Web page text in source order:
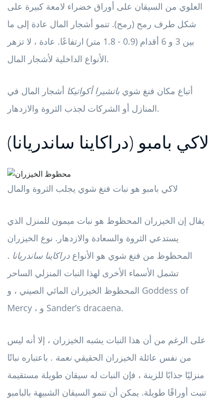
العلوي من السيقان على أوراق خضراء لامعة كبيرة على
شكل طرف رمح (رمح). تنمو أشجار المال عادة إلى ما
بين 3 و 6 أقدام (0.9 - 1.8 متر) ارتفاعًا. عادة ، لا تزهر
الأنواع الداخلية لأشجار المال.
أتباع مكان فنغ شوي باتشيرا أكواتيكا أشجار المال في
المنازل أو الشركات لجذب الثروة والازدهار.
لاكي بامبو (دراكاينا ساندريانا)
لاكي بامبو هو نبات فنغ شوي يجلب الثروة والمال
يقال إن الخيزران المحظوظ هو نبات ميمون للمنزل الذي
يستدعي الثروة والسعادة والازدهار. نوع الخيزران
المحظوظ من فنغ شوي هو الأنواع دراكاينا ساندريانا .
تشمل الأسماء الأخرى لهذا النبات المنزلي الساحر
المحظوظ الخيزران المائي الصيني ، و Goddess of
Mercy ، و Sander’s dracaena.
على الرغم من أن هذا النبات يشبه الخيزران ، إلا أنه ليس
من نفس عائلة الخيزران الحقيقينعمة . باعتباره نباتًا
منزليًا جذابًا للزينة ، فإن النبات له سيقان طويلة مستقيمة
تنبت أوراقًا طويلة. يمكن أن تنمو السيقان الشبيهة بالبامبو